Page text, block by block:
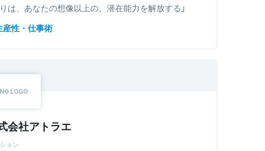
りは、あなたの想像以上の、潜在能力を解放する」
産性・仕事術
会社アトラエ
ョン